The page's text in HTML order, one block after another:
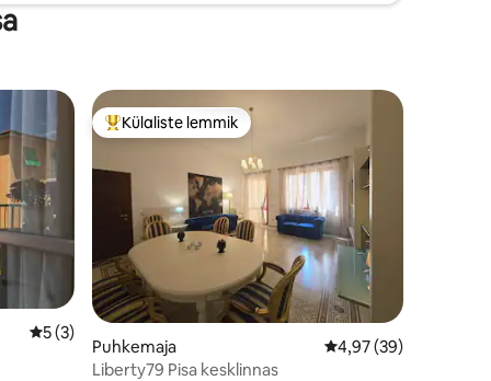
Keskmine hinnang 5/5, 3 hinnangut
5 (3)
Külaliste suur lemmik
Külaliste lemmik
Puhkemaja Keskmine hinnang
4,97 (39)
Liberty79 Pisa kesklinnas